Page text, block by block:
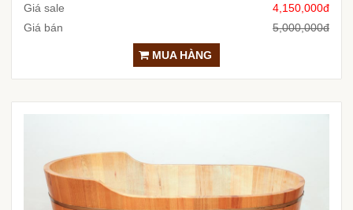
Giá sale
4,150,000đ
Giá bán
5,000,000đ
MUA HÀNG